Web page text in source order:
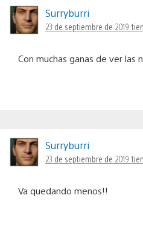
Surryburri
23 de septiembre de 2019
Con muchas ganas de ver las
Surryburri
23 de septiembre de 2019
Va quedando menos!!